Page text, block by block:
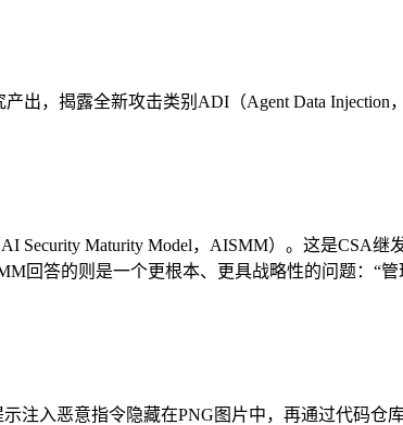
出，揭露全新攻击类别ADI（Agent Data
Security Maturity Model，AISMM）。这是CSA
回答的则是一个更根本、更具战略性的问题：“
注入恶意指令隐藏在PNG图片中，再通过代码